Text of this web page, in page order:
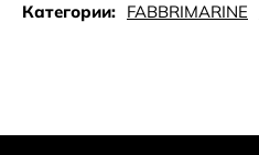
Категории: FABBRIMARINE